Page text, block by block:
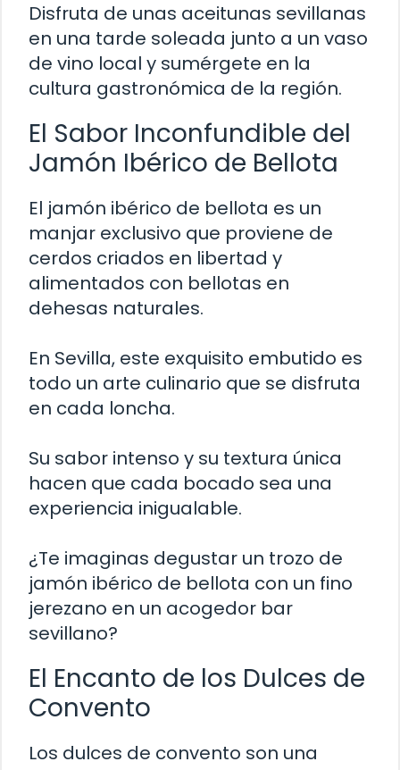
Disfruta de unas aceitunas sevillanas
en una tarde soleada junto a un vaso
de vino local y sumérgete en la
cultura gastronómica de la región.
El Sabor Inconfundible del
Jamón Ibérico de Bellota
El jamón ibérico de bellota es un
manjar exclusivo que proviene de
cerdos criados en libertad y
alimentados con bellotas en
dehesas naturales.
En Sevilla, este exquisito embutido es
todo un arte culinario que se disfruta
en cada loncha.
Su sabor intenso y su textura única
hacen que cada bocado sea una
experiencia inigualable.
¿Te imaginas degustar un trozo de
jamón ibérico de bellota con un fino
jerezano en un acogedor bar
sevillano?
El Encanto de los Dulces de
Convento
Los dulces de convento son una